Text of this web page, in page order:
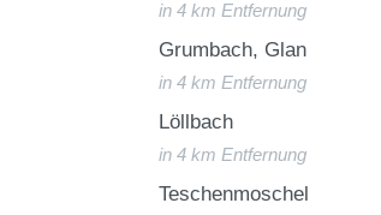
in 4 km Entfernung
Grumbach, Glan
in 4 km Entfernung
Löllbach
in 4 km Entfernung
Teschenmoschel